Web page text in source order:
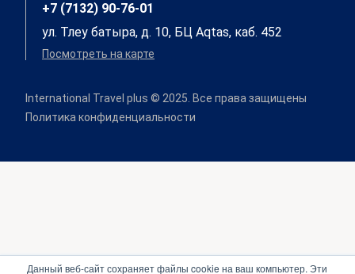
Данный веб-сайт сохраняет файлы cookie на ваш компьютер. Эти
+7 (7132) 90-76-01
ул. Тлеу батыра, д. 10, БЦ Aqtas, каб. 452
Посмотреть на карте
International Travel plus © 2025. Все права защищены
Политика конфиденциальности